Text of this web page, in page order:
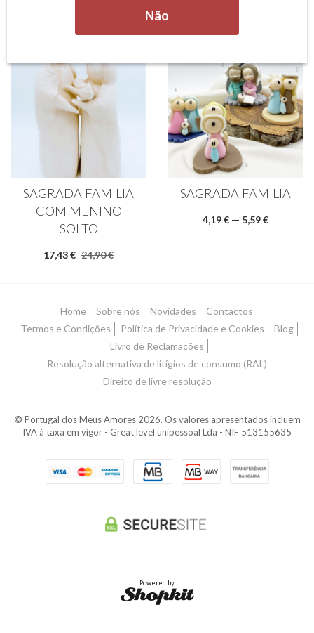
SAGRADA FAMILIA
COM MENINO
SOLTO
17,43 € 24,90 €
SAGRADA FAMILIA
4,19 € — 5,59 €
Home Sobre nós Novidades
Contactos
Termos e Condições
Política de Privacidade e Cookies
Blog
Livro de Reclamações
Resolução alternativa de litígios de consumo (RAL)
Direito de livre resolução
© Portugal dos Meus Amores 2026. Os valores apresentados incluem
IVA à taxa em vigor - Great level unipessoal Lda - NIF 513155635
Powered by
Não